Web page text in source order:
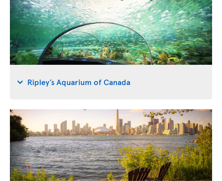
Ripley’s Aquarium of Canada